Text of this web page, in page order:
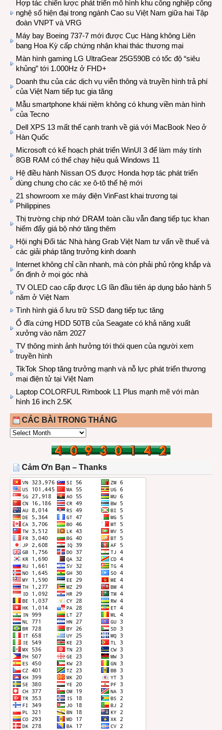
Hợp tác chiến lược phát triển mô hình khu công nghiệp công
nghệ số hiện đại trong ngành Cao su Việt Nam giữa hai Tập
đoàn VNPT và VRG
Máy bay Boeing 737-7 mới được Cục Hàng không Liên
bang Hoa Kỳ cấp chứng nhận khai thác thương mại
Màn hình gaming LG UltraGear 25G590B có tốc độ “siêu
khủng” tới 1.000Hz ở FHD+
Doanh thu của các dịch vụ viễn thông và truyền hình trả phí
của Việt Nam tiếp tục gia tăng
Mẫu smartphone khái niệm không có khung viền màn hình
của Tecno
Dell XPS 13 mất thế cạnh tranh về giá với MacBook Neo ở
Hàn Quốc
Microsoft có kế hoạch phát triển WinUI 3 để làm máy tính
8GB RAM có thể chạy hiệu quả Windows 11
Hệ điều hành Nissan OS được Honda hợp tác phát triển
dùng chung cho các xe ô-tô thế hệ mới
21 showroom xe máy điện VinFast khai trương tại
Philippines
Thị trường chip nhớ DRAM toàn cầu vẫn đang tiếp tục khan
hiếm đẩy giá bộ nhớ tăng thêm
Hội nghị Đối tác Nhà hàng Grab Việt Nam tư vấn về thuế và
các giải pháp tăng trưởng kinh doanh
Internet không chỉ cần nhanh, mà còn phải phủ rộng khắp và
ổn định ở mọi góc nhà
TV OLED cao cấp được LG lần đầu tiên áp dụng bảo hành 5
năm ở Việt Nam
Tình hình giá ổ lưu trữ SSD đang tiếp tục tăng
Ổ đĩa cứng HDD 50TB của Seagate có khả năng xuất
xưởng vào năm 2027
TV thông minh ảnh hưởng tới thói quen của người xem
truyền hình
TikTok Shop tăng trưởng mạnh và nỗ lực phát triển thương
mại điện tử tại Việt Nam
Laptop COLORFUL Rimbook L1 Plus mạnh mẽ với màn
hình 16 inch 2.5K
CÁC BÀI TRONG THÁNG
CÁC
THÁNG
Cảm Ơn Bạn – Thanks